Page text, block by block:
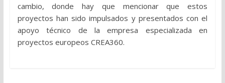
cambio, donde hay que mencionar que estos
proyectos han sido impulsados y presentados con el
apoyo técnico de la empresa especializada en
proyectos europeos CREA360.